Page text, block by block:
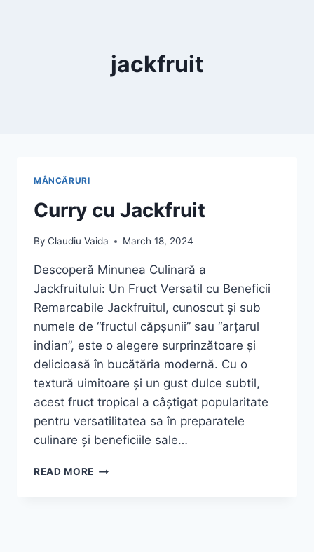
jackfruit
MÂNCĂRURI
Curry cu Jackfruit
By Claudiu Vaida March 18, 2024
Descoperă Minunea Culinară a
Jackfruitului: Un Fruct Versatil cu Beneficii
Remarcabile Jackfruitul, cunoscut și sub
numele de “fructul căpșunii” sau “arțarul
indian”, este o alegere surprinzătoare și
delicioasă în bucătăria modernă. Cu o
textură uimitoare și un gust dulce subtil,
acest fruct tropical a câștigat popularitate
pentru versatilitatea sa în preparatele
culinare și beneficiile sale…
READ MORE CURRY